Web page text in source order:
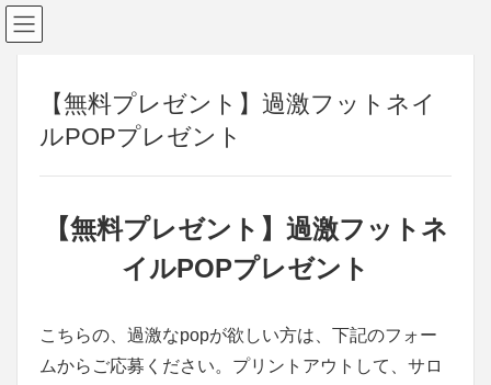
【無料プレゼント】過激フットネイ
ルPOPプレゼント
【無料プレゼント】過激フットネ
イルPOPプレゼント
こちらの、過激なpopが欲しい方は、下記のフォー
ムからご応募ください。プリントアウトして、サロ